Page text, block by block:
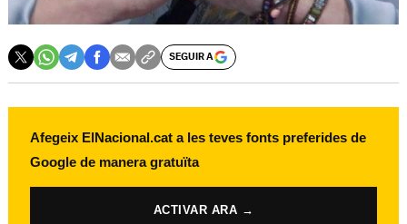
SEGUIR A
Afegeix ElNacional.cat a les teves fonts preferides de
Google de manera gratuïta
ACTIVAR ARA →